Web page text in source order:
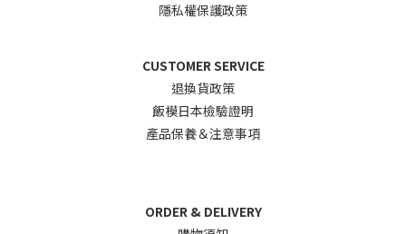
隱私權保護政策
CUSTOMER SERVICE
退換貨政策
飯模日本檢驗證明
產品保養＆注意事項
ORDER & DELIVERY